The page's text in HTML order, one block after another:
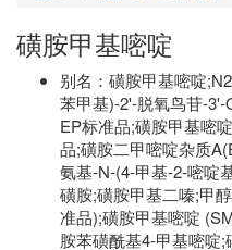
磺胺甲基嘧啶
别名： 磺胺甲基嘧啶
苯甲基)-2'-脱氧鸟苷-
EP标准品;磺胺甲基嘧
品;磺胺二甲嘧啶杂质
氨基-N-(4-甲基-2-嘧啶
磺胺;磺胺甲基二嗪;甲
准品);磺胺甲基嘧啶
胺苯磺酰基4-甲基嘧啶